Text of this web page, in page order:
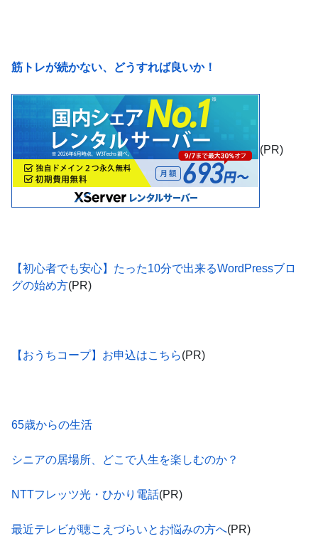
筋トレが続かない、どうすれば良いか！
(PR)
【初心者でも安心】たった10分で出来るWordPressブロ
グの始め方(PR)
【おうちコープ】お申込はこちら(PR)
65歳からの生活
シニアの居場所、どこで人生を楽しむのか？
NTTフレッツ光・ひかり電話(PR)
最近テレビが聴こえづらいとお悩みの方へ(PR)